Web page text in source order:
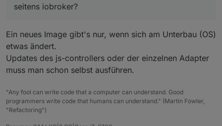
seitens iobroker?
Ein neues Image gibt's nur, wenn sich am Unterbau (OS)
etwas ändert.
Updates des js-controllers oder der einzelnen Adapter
muss man schon selbst ausführen.
"Any fool can write code that a computer can understand. Good
programmers write code that humans can understand." (Martin Fowler,
"Refactoring")